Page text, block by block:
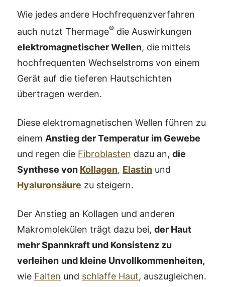
Wie jedes andere Hochfrequenzverfahren
auch nutzt Thermage® die Auswirkungen
elektromagnetischer Wellen, die mittels
hochfrequenten Wechselstroms von einem
Gerät auf die tieferen Hautschichten
übertragen werden.
Diese elektromagnetischen Wellen führen zu
einem Anstieg der Temperatur im Gewebe
und regen die Fibroblasten dazu an, die
Synthese von Kollagen, Elastin und
Hyaluronsäure zu steigern.
Der Anstieg an Kollagen und anderen
Makromolekülen trägt dazu bei, der Haut
mehr Spannkraft und Konsistenz zu
verleihen und kleine Unvollkommenheiten,
wie Falten und schlaffe Haut, auszugleichen.